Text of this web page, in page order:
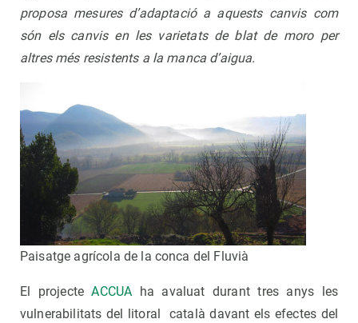
proposa mesures d’adaptació a aquests canvis com
són els canvis en les varietats de blat de moro per
altres més resistents a la manca d’aigua.
Paisatge agrícola de la conca del Fluvià
El projecteACCUA ha avaluat durant tres anys les
vulnerabilitats del litoral català davant els efectes del